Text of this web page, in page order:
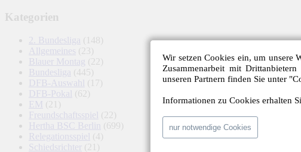
Kategorien
2. Bundesliga (148)
Allgemeines (23)
Blauer Montag (22)
Bundesliga (445)
DFB-Auswahl
(17)
DFB-Pokal (62)
EM (21)
Freundschaftsspiel (22)
Hertha BSC Berlin
(699)
Relegationsspiel (4)
Schiedsrichter
(21)
Wir setzen Cookies ein, um unsere
Zusammenarbeit mit
unseren Partnern finden Sie unter
Informationen zu Cookies erhalten
nur notwendige Cookies